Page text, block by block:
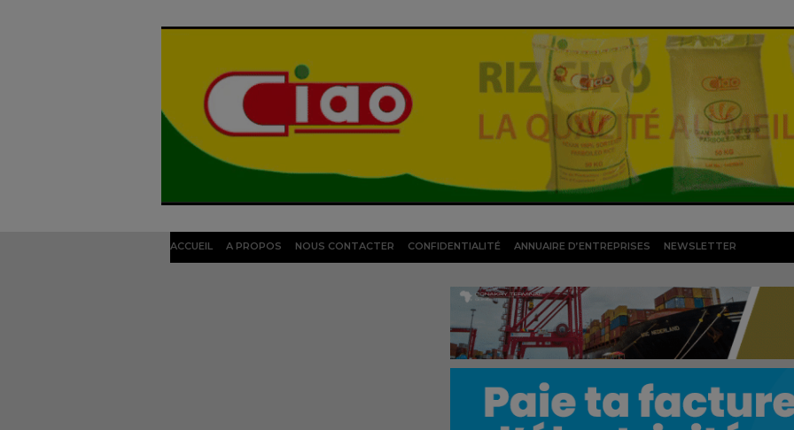
ACCUEIL A PROPOS NOUS CONTACTER CONFIDENTIALITÉ ANNUAIRE D’ENTREPRISES NEWSLETTER